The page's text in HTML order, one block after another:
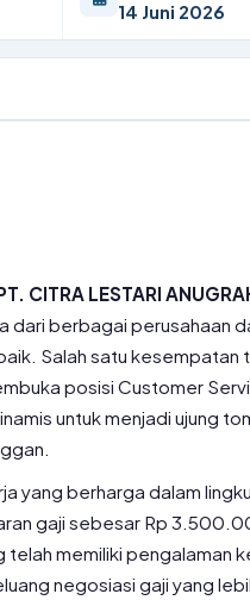
14 Juni 2026
CITRA LESTARI
berbagai perusahaan
Salah satu kesempatan
posisi Customer
untuk menjadi ujung
yang berharga dalam
gaji sebesar Rp
memiliki pengalaman
negosiasi gaji yang